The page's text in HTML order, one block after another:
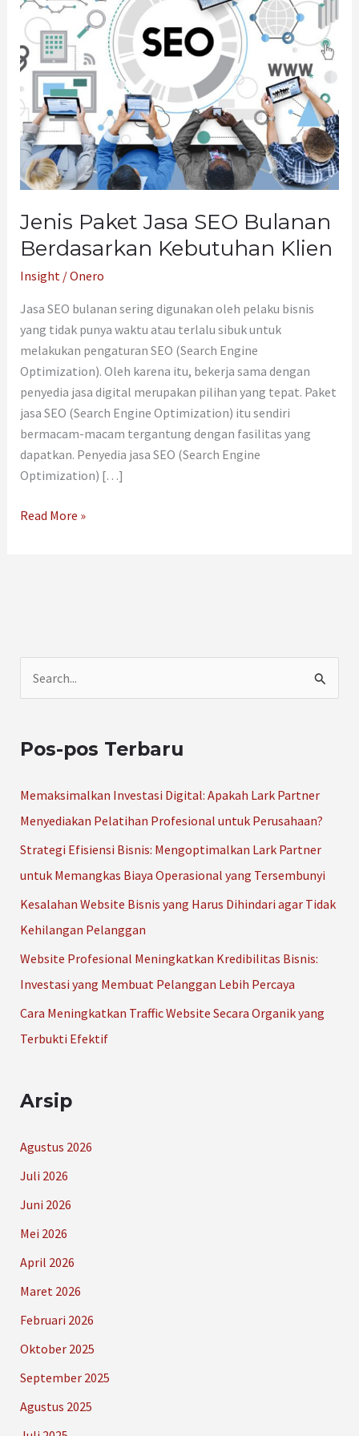
Jenis Paket Jasa SEO Bulanan
Berdasarkan Kebutuhan Klien
Insight /Onero
Jasa SEO bulanan sering digunakan oleh pelaku bisnis
yang tidak punya waktu atau terlalu sibuk untuk
melakukan pengaturan SEO (Search Engine
Optimization). Oleh karena itu, bekerja sama dengan
penyedia jasa digital merupakan pilihan yang tepat. Paket
jasa SEO (Search Engine Optimization) itu sendiri
bermacam-macam tergantung dengan fasilitas yang
dapatkan. Penyedia jasa SEO (Search Engine
Optimization) […]
Berdasarkan
Kebutuhan
Klien
Read More »
i
:
Pos-pos Terbaru
Memaksimalkan Investasi Digital: Apakah Lark Partner
Menyediakan Pelatihan Profesional untuk Perusahaan?
Strategi Efisiensi Bisnis: Mengoptimalkan Lark Partner
untuk Memangkas Biaya Operasional yang Tersembunyi
Kesalahan Website Bisnis yang Harus Dihindari agar Tidak
Kehilangan Pelanggan
Website Profesional Meningkatkan Kredibilitas Bisnis:
Investasi yang Membuat Pelanggan Lebih Percaya
Cara Meningkatkan Traffic Website Secara Organik yang
Terbukti Efektif
Arsip
Agustus 2026
Juli 2026
Juni 2026
Mei 2026
April 2026
Maret 2026
Februari 2026
Oktober 2025
September 2025
Agustus 2025